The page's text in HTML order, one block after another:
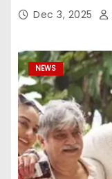
Dec 3, 2025
NEWS